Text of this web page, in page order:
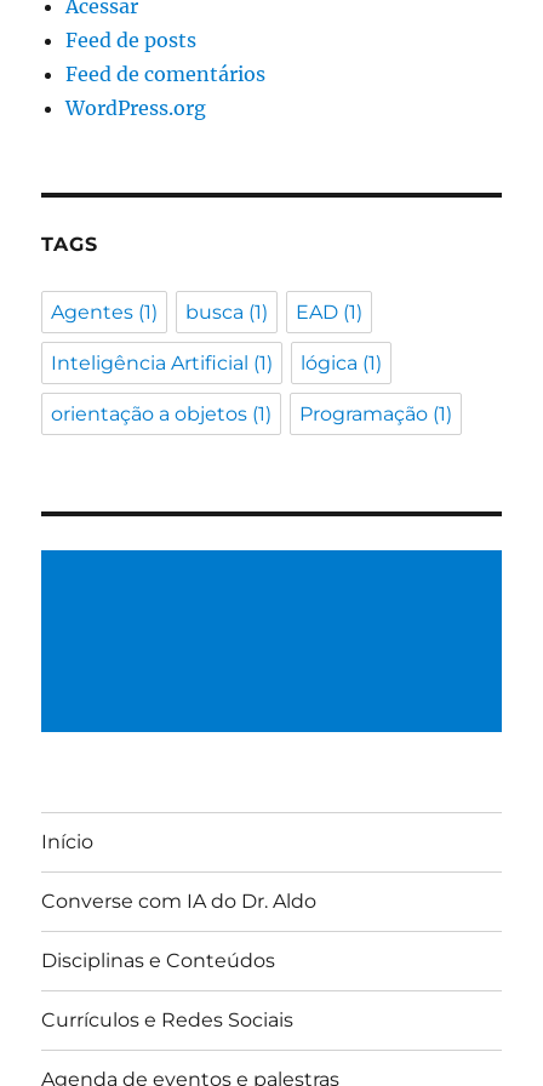
Acessar
Feed de posts
Feed de comentários
WordPress.org
TAGS
Agentes (1) busca (1) EAD (1)
Inteligência Artificial (1) lógica (1)
orientação a objetos (1) Programação (1)
Início
Converse com IA do Dr. Aldo
Disciplinas e Conteúdos
Currículos e Redes Sociais
Agenda de eventos e palestras